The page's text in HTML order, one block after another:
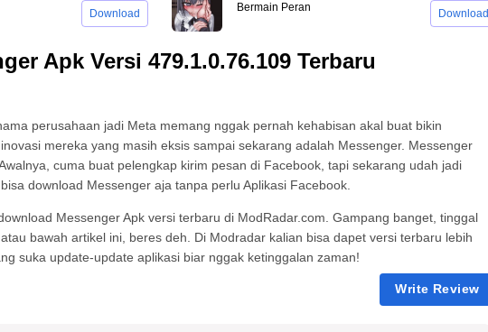
Download Bermain Peran Download
Apk Versi 479.1.0.76.109 Terbaru
perusahaan jadi Meta memang nggak pernah kehabisan akal buat bikin
mereka yang masih eksis sampai sekarang adalah Messenger. Messenger
cuma buat pelengkap kirim pesan di Facebook, tapi sekarang udah jadi
download Messenger aja tanpa perlu Aplikasi Facebook.
Messenger Apk versi terbaru di ModRadar.com. Gampang banget, tinggal
bawah artikel ini, beres deh. Di Modradar kalian bisa dapet versi terbaru lebih
suka update-update aplikasi biar nggak ketinggalan zaman!
Write Review